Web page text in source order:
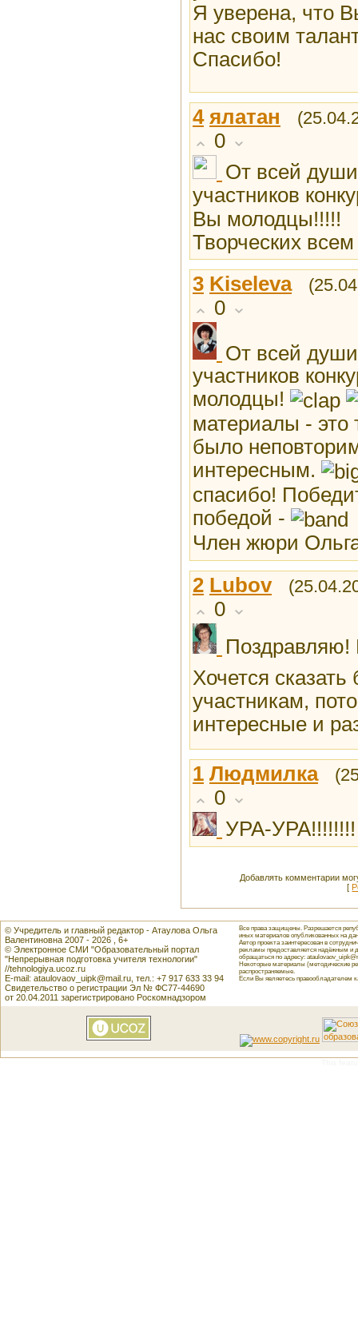
Я уверена, что
нас своим
Спасибо!
4 ялатан
0
От всей
участников
Вы молодцы!!!!!
Творческих
3 Kiseleva
0
От всей
участников
молодцы!
материалы - это
было
интересным.
спасибо!
победой -
Член жюри
2 Lubоv
0
Хочется
участникам,
интересные и
1 Людмилка
0
УРА-
Добавлять комментарии
[
© Учредитель и главный редактор - Атаулова Ольга
Валентиновна 2007 - 2026 , 6+
© Электронное СМИ "Образовательный портал
"Непрерывная подготовка учителя технологии"
//tehnologiya.ucoz.ru
E-mail: ataulovaov_uipk@mail.ru, тел.: +7 917 633 33 94
Свидетельство о регистрации Эл № ФС77-44690
от 20.04.2011 зарегистрировано Роскомнадзором
Все права защищены. Разрешается
иных материалов опубликованных на
Автор проекта заинтересован в
рекламы предоставляется надёжным и
обращаться по адресу:
Некоторые материалы (методические
распространяемые.
Если Вы являетесь правообладателем